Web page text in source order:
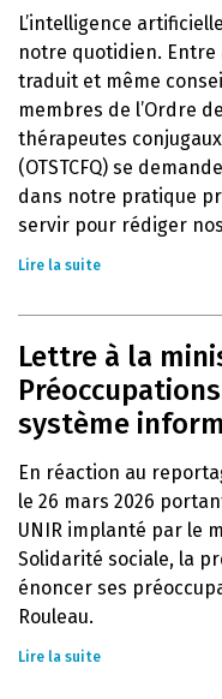
L’intelligence
notre quotidien. Entre
traduit et même
membres de l’Ordre
thérapeutes
(OTSTCFQ) se
dans notre pratique
servir pour rédiger
Lire la suite
Lettre à la
système
En réaction au
le 26 mars 2026
UNIR implanté par le
Solidarité sociale, la
énoncer ses
Rouleau.
Lire la suite